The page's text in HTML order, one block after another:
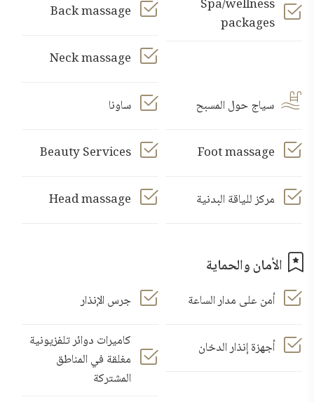
Spa/wellness
packages
Back massage
Neck massage
سياج حول المسبح ساونا
Foot massage
Beauty Services
مركز للياقة البدنية Head massage
الأمان والحماية
أمن على مدار الساعة جرس الإنذار
أجهزة إنذار الدخان
كاميرات دوائر تلفزيونية
مغلقة في المناطق
المشتركة